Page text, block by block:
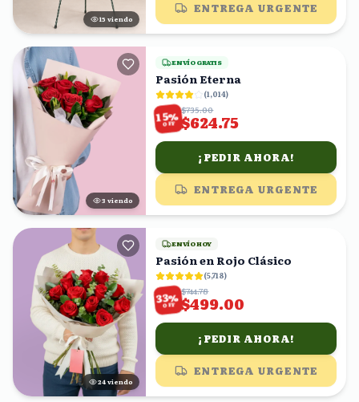
15 viendo
ENTREGA URGENTE
4 viendo
ENVÍO GRATIS
Pasión Eterna
(1,014)
15%
OFF
$735.00
$624.75
¡PEDIR AHORA!
ENTREGA URGENTE
24 viendo
ENVÍO HOY
Pasión en Rojo Clásico
(5,718)
33%
OFF
$744.78
$499.00
¡PEDIR AHORA!
ENTREGA URGENTE